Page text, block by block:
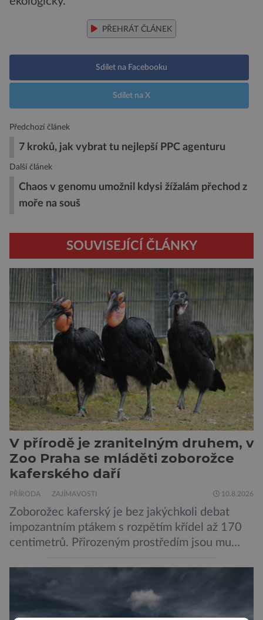
PŘEHRÁT ČLÁNEK
Sdílet na Facebooku
Sdílet na X
Předchozí článek
7 kroků, jak vybrat tu nejlepší PPC agenturu
Další článek
Chaos v genomu umožnil kdysi žížalám přechod z
moře na souš
SOUVISEJÍCÍ ČLÁNKY
V přírodě je zranitelným druhem, v
Zoo Praha se mláděti zoborožce
kaferského daří
PŘÍRODA ZAJÍMAVOSTI 10.8.2026
Zoborožec kaferský je bez jakýchkoli debat
impozantním ptákem s rozpětím křídel až 170
centimetrů. Přirozeným prostředím jsou mu
je tento druh na úbytě, patří ke zranitelným
živočichům. V zoo ve stověžaté metropoli se